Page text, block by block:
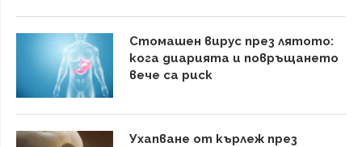
Стомашен вирус през лятото:
кога диарията и повръщането
вече са риск
Ухапване от кърлеж през